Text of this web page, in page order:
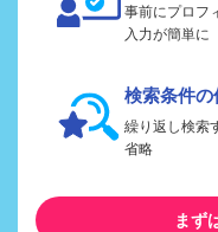
事前にプロフ
入力が簡単に
検索条件の
繰り返し検索
省略
まず